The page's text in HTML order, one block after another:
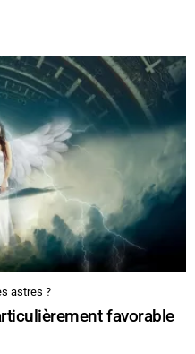
astres ?
favorable